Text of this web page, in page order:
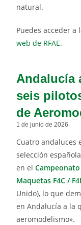
natural.
Puedes acceder
web de RFAE.
Andalucía
seis
de
1 de junio de 2026
Cuatro andaluces
selección
en el
Maquetas F4C /
Unido), lo que
en Andalucía a la
aeromodelismo».